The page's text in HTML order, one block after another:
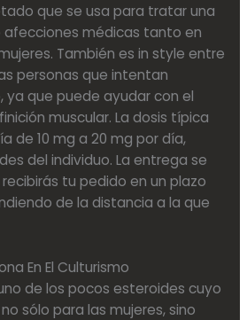
que se usa para tratar una
médicas tanto en
También es in style entre
personas que intentan
ya que puede ayudar con el
muscular. La dosis típica
de 10 mg a 20 mg por día,
del individuo. La entrega se
tu pedido en un plazo
de la distancia a la que
En El Culturismo
de los pocos esteroides cuyo
sólo para las mujeres, sino